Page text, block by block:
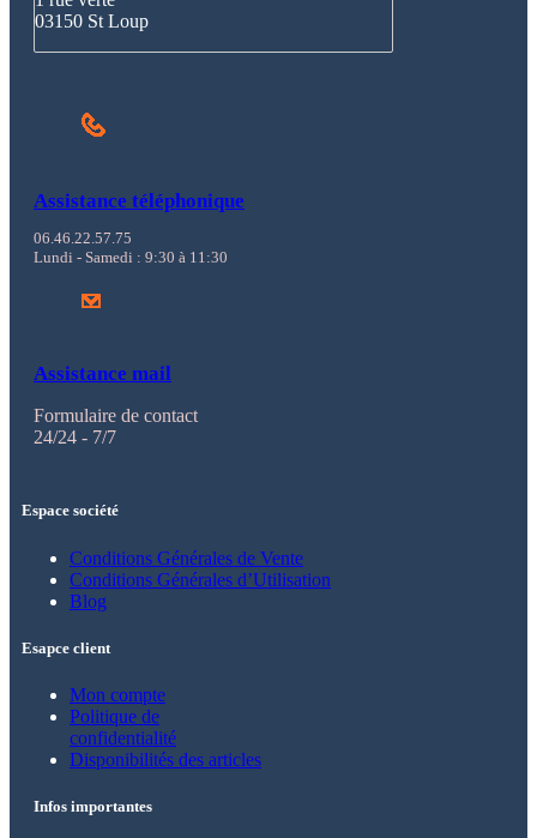
03150 St Loup
Assistance téléphonique
06.46.22.57.75
Lundi - Samedi : 9:30 à 11:30
Assistance mail
Formulaire de contact
24/24 - 7/7
Espace société
Conditions Générales de Vente
Conditions Générales d’Utilisation
Blog
Esapce client
Mon compte
Politique de
confidentialité
Disponibilités des articles
Infos importantes